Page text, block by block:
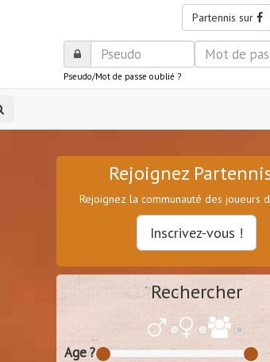
Partennis sur
Pseudo/Mot de passe oublié ?
Rejoignez
Rejoignez la communauté des joueurs
Inscrivez-vous !
Rechercher
Age ?